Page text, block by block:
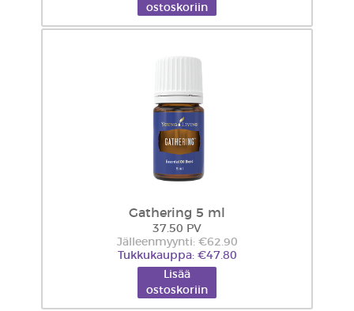
ostoskoriin
Gathering 5 ml
37.50 PV
Jälleenmyynti: €62.90
Tukkukauppa: €47.80
Lisää
ostoskoriin